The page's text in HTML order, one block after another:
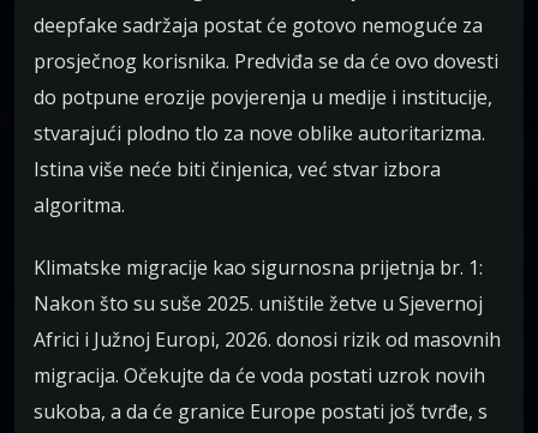
deepfake sadržaja postat će gotovo nemoguće za
prosječnog korisnika. Predviđa se da će ovo dovesti
do potpune erozije povjerenja u medije i institucije,
stvarajući plodno tlo za nove oblike autoritarizma.
Istina više neće biti činjenica, već stvar izbora
algoritma.
Klimatske migracije kao sigurnosna prijetnja br. 1:
Nakon što su suše 2025. uništile žetve u Sjevernoj
Africi i Južnoj Europi, 2026. donosi rizik od masovnih
migracija. Očekujte da će voda postati uzrok novih
sukoba, a da će granice Europe postati još tvrđe, s